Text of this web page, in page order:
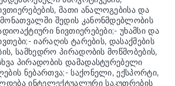
მათი ანალოგებისა და
შედის კანონმდებლობის
ნივთიერებები;- უხამსი და
იარაღის ტარების, დასაქმების
სამხედრო პირადობის მოწმობების,
პირადობის დამადასტურებელი
ნებართვა;- საქონელი, ექსპორტი,
ინტელექტუალური საკუთრების